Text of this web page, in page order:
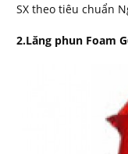
SX theo tiêu chuẩn
2.Lăng phun Foam